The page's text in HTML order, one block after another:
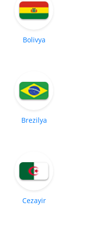
Bolivya
Brezilya
Cezayir